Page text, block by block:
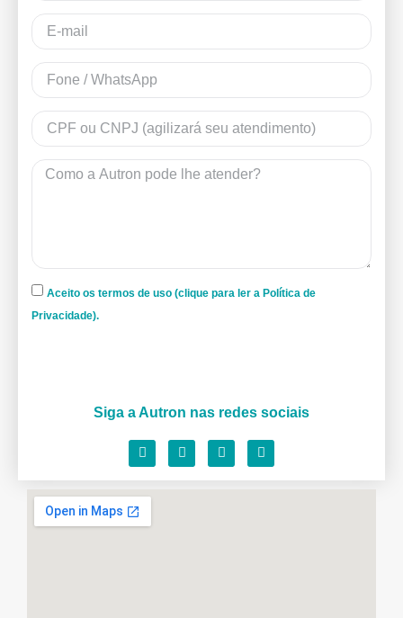
Aceito os termos de uso (clique para ler a Política de
Privacidade).
Siga a Autron nas redes sociais